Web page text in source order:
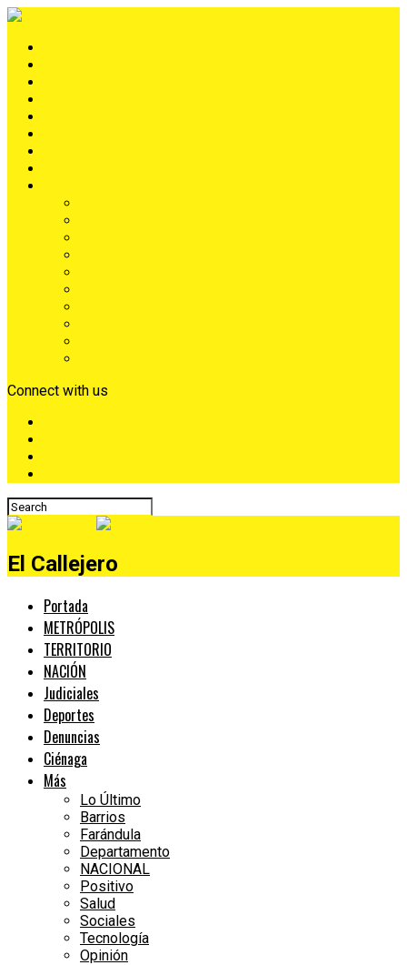
Connect with us
El Callejero
Portada
METRÓPOLIS
TERRITORIO
NACIÓN
Judiciales
Deportes
Denuncias
Ciénaga
Más
Lo Último
Barrios
Farándula
Departamento
NACIONAL
Positivo
Salud
Sociales
Tecnología
Opinión